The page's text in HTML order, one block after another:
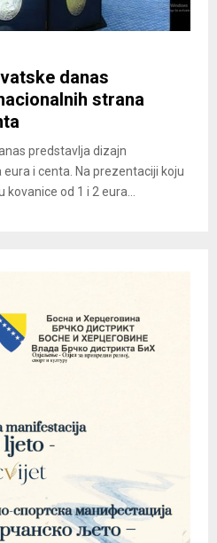
danas
strana
predstavlja dizajn
i centa. Na prezentaciji koju
od 1 i 2 eura...